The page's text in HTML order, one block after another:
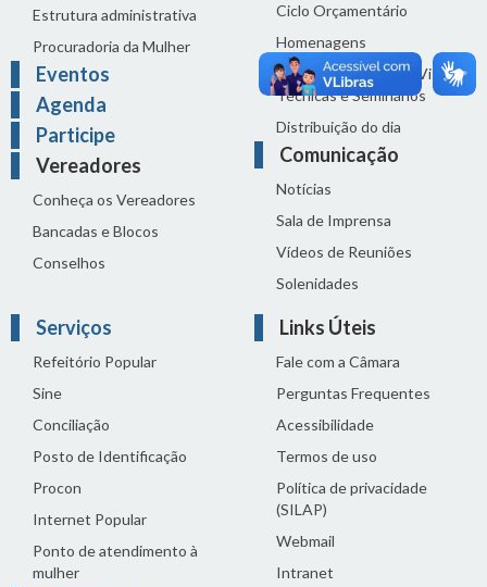
Estrutura administrativa
Procuradoria da Mulher
Eventos
Agenda
Participe
Vereadores
Conheça os Vereadores
Bancadas e Blocos
Conselhos
Ciclo Orçamentário
Homenagens
Audiências Públicas, Visitas
Técnicas e Seminários
Distribuição do dia
Comunicação
Notícias
Sala de Imprensa
Vídeos de Reuniões
Solenidades
Serviços
Refeitório Popular
Sine
Conciliação
Posto de Identificação
Procon
Internet Popular
Ponto de atendimento à
mulher
Links Úteis
Fale com a Câmara
Perguntas Frequentes
Acessibilidade
Termos de uso
Política de privacidade
(SILAP)
Webmail
Intranet